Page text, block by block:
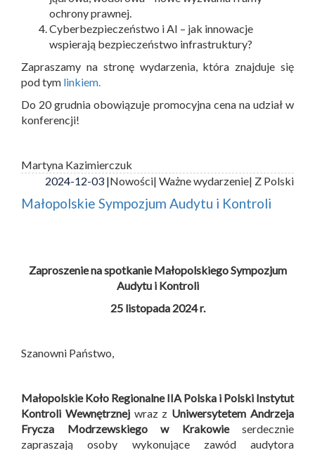
ochrony prawnej.
Cyberbezpieczeństwo i AI – jak innowacje
wspierają bezpieczeństwo infrastruktury?
Zapraszamy na stronę wydarzenia, która znajduje się
pod tym linkiem.
Do 20 grudnia obowiązuje promocyjna cena na udział w
konferencji!
Martyna Kazimierczuk
2024-12-03 |Nowości| Ważne wydarzenie| Z Polski
Małopolskie Sympozjum Audytu i Kontroli
Zaproszenie na spotkanie Małopolskiego Sympozjum
Audytu i Kontroli
25 listopada 2024 r.
Szanowni Państwo,
Małopolskie Koło Regionalne IIA Polska i Polski Instytut
Kontroli Wewnętrznejwraz z Uniwersytetem Andrzeja
Frycza Modrzewskiego w Krakowieserdecznie
zapraszają osoby wykonujące zawód audytora